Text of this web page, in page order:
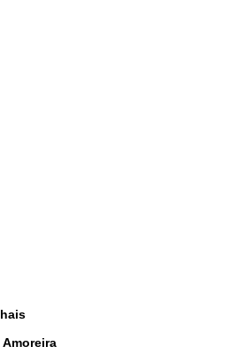
Amoreira